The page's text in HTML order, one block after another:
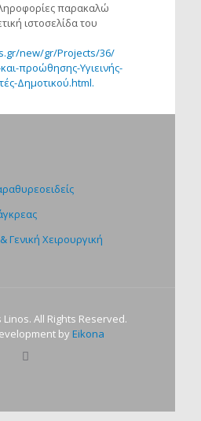
παρακαλώ
ιστοσελίδα του
new/gr/Projects/36/
προώθησης-Υγιεινής-
Δημοτικού.html.
Χειρουργική
Linos. All Rights Reserved.
byEikona